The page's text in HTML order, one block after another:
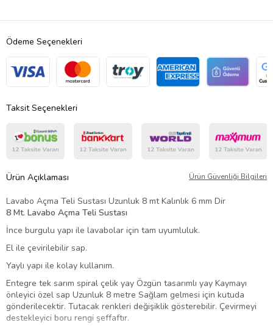
Ödeme Seçenekleri
Taksit Seçenekleri
Ürün Açıklaması Ürün Güvenliği Bilgileri
Lavabo Açma Teli Sustası Uzunluk 8 mt Kalınlık 6 mm Dir
8 Mt. Lavabo Açma Teli Sustası
İnce burgulu yapı ile lavabolar için tam uyumluluk.
El ile çevirilebilir sap.
Yaylı yapı ile kolay kullanım.
Entegre tek sarım spiral çelik yay Özgün tasarımlı yay Kaymayı
önleyici özel sap Uzunluk 8 metre Sağlam gelmesi için kutuda
gönderilecektir. Tutacak renkleri değişiklik gösterebilir. Çevirmeyi
destekleyici boru rengi şeffaftır.